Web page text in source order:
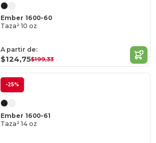
Ember 1600-60
Taza² 10 oz
A partir de:
$124,75$199,33
-25%
Ember 1600-61
Taza² 14 oz